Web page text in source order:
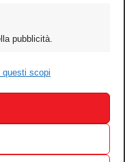
pubblicità.
questi scopi